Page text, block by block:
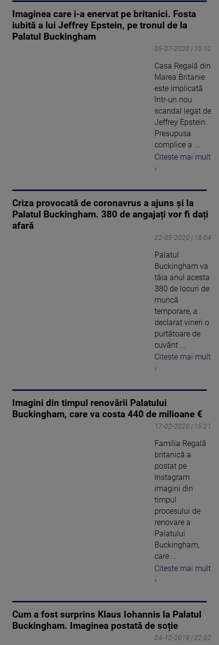
Imaginea care i-a enervat pe britanici. Fosta
iubită a lui Jeffrey Epstein, pe tronul de la
Palatul Buckingham
05-07-2020 | 10:10
Casa Regală din
Marea Britanie
este implicată
într-un nou
scandal legat de
Jeffrey Epstein.
Presupusa
complice a ...
Citeste mai mult
›
Criza provocată de coronavrus a ajuns și la
Palatul Buckingham. 380 de angajați vor fi dați
afară
22-05-2020 | 16:04
Palatul
Buckingham va
tăia anul acesta
380 de locuri de
muncă
temporare, a
declarat vineri o
purtătoare de
cuvânt ...
Citeste mai mult
›
Imagini din timpul renovării Palatului
Buckingham, care va costa 440 de milioane €
17-02-2020 | 15:21
Familia Regală
britanică a
postat pe
Instagram
imagini din
timpul
procesului de
renovare a
Palatului
Buckingham,
care ...
Citeste mai mult
›
Cum a fost surprins Klaus Iohannis la Palatul
Buckingham. Imaginea postată de soție
04-12-2019 | 22:02